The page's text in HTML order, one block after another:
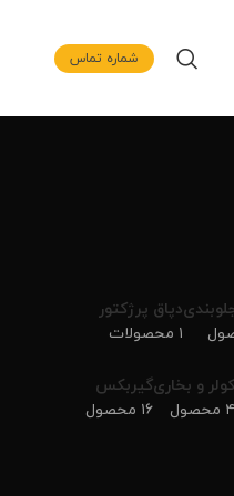
شماره تماس
دپاق پرژکتور
۱ محصولات
کولر و بخاری
۴ محصول
گیربکس
۱۶ محصول